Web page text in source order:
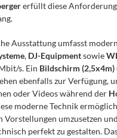
erfüllt diese
Ausstattung umfasst
, DJ-Equipment sowie
s. Ein Bildschirm (2,5x4m)
ebenfalls zur Verfügung,
oder Videos während der
moderne Technik
perfekt zu gestalten.